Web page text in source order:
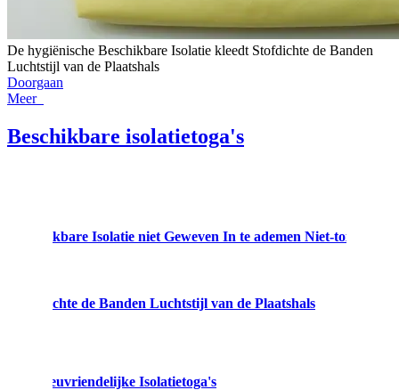
De hygiënische Beschikbare Isolatie kleedt Stofdichte de Banden
Luchtstijl van de Plaatshals
Doorgaan
Meer
Beschikbare isolatietoga's
Beschikbare Isolatie niet Geweven In te ademen Niet-toxische
Stofdichte de Banden Luchtstijl van de Plaatshals
Milieuvriendelijke Isolatietoga's